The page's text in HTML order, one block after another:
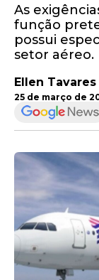
As
função
possui
setor aéreo.
Ellen Tavares
25 de março de